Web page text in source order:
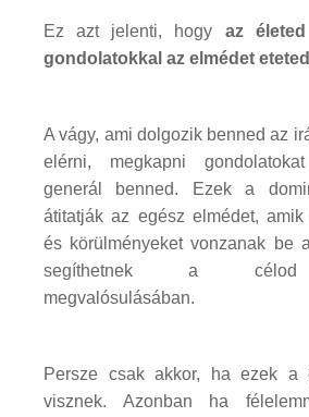
Ez azt jelenti, hogy az
gondolatokkal az elmédet
A vágy, ami dolgozik benned az
elérni, megkapni
generál benned. Ezek a
átitatják az egész elmédet,
és körülményeket vonzanak be
segíthetnek a célod
megvalósulásában.
Persze csak akkor, ha ezek a
visznek. Azonban ha